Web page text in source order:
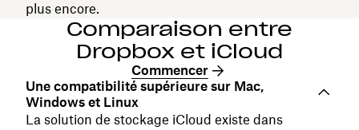
plus encore.
Comparaison entre
Dropbox et iCloud
Commencer
Une compatibilité supérieure sur Mac,
Windows et Linux
La solution de stockage iCloud existe dans